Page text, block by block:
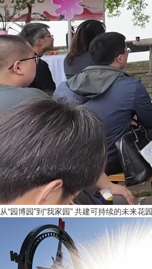
从“园博园”到“我家园” 共建可持续的未来花园